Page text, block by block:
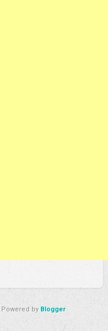
| Powered by Blogger